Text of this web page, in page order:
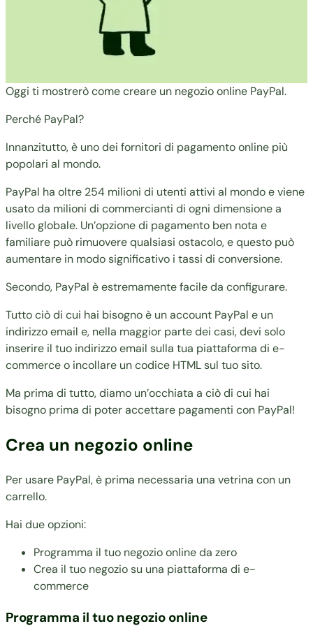
Oggi ti mostrerò come creare un negozio online PayPal.
Perché PayPal?
Innanzitutto, è uno dei fornitori di pagamento online più
popolari al mondo.
PayPal ha oltre 254 milioni di utenti attivi al mondo e viene
usato da milioni di commercianti di ogni dimensione a
livello globale. Un’opzione di pagamento ben nota e
familiare può rimuovere qualsiasi ostacolo, e questo può
aumentare in modo significativo i tassi di conversione.
Secondo, PayPal è estremamente facile da configurare.
Tutto ciò di cui hai bisogno è un account PayPal e un
indirizzo email e, nella maggior parte dei casi, devi solo
inserire il tuo indirizzo email sulla tua piattaforma di e-
commerce o incollare un codice HTML sul tuo sito.
Ma prima di tutto, diamo un’occhiata a ciò di cui hai
bisogno prima di poter accettare pagamenti con PayPal!
Crea un negozio online
Per usare PayPal, è prima necessaria una vetrina con un
carrello.
Hai due opzioni:
Programma il tuo negozio online da zero
Crea il tuo negozio su una piattaforma di e-
commerce
Programma il tuo negozio online